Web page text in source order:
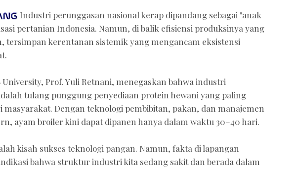
Industri perunggasan nasional kerap dipandang sebagai "anak
pertanian Indonesia. Namun, di balik efisiensi produksinya yang
tersimpan kerentanan sistemik yang mengancam eksistensi
University, Prof. Yuli Retnani, menegaskan bahwa industri
tulang punggung penyediaan protein hewani yang paling
masyarakat. Dengan teknologi pembibitan, pakan, dan manajemen
ayam broiler kini dapat dipanen hanya dalam waktu 30–40 hari.
kisah sukses teknologi pangan. Namun, fakta di lapangan
bahwa struktur industri kita sedang sakit dan berada dalam